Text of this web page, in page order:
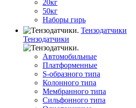
20кг
50кг
Наборы гирь
Тензодатчики
Тензодатчики
Автомобильные
Платформенные
S-образного типа
Колонного типа
Мембранного типа
Сильфонного типа